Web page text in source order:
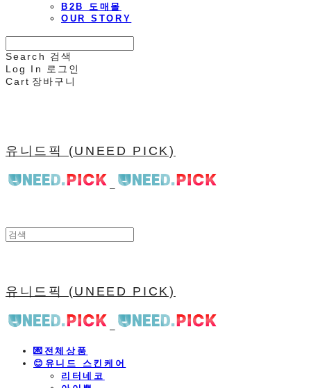
B2B 도매몰
OUR STORY
Search
검색
Log In
로그인
Cart 장바구니
유니드픽 (UNEED PICK)
유니드픽 (UNEED PICK)
💌전체상품
😊유니드 스킨케어
리터네코